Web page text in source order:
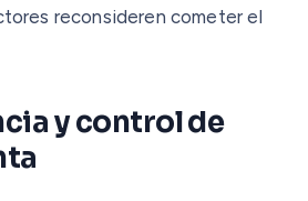
reconsideren cometer el
y control de